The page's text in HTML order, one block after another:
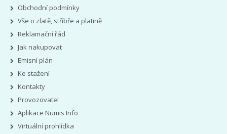
Obchodní podmínky
Vše o zlatě, stříbře a platině
Reklamační řád
Jak nakupovat
Emisní plán
Ke stažení
Kontakty
Provozovatel
Aplikace Numis Info
Virtuální prohlídka